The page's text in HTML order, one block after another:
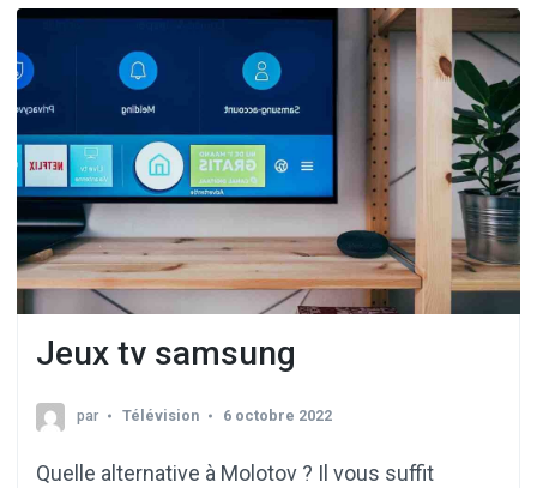
Jeux tv samsung
par Télévision 6 octobre 2022
Quelle alternative à Molotov ? Il vous suffit